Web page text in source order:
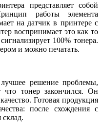
представляет собой
работы элемента
на датчик в принтере с
воспринимает это как то
100% тонера.
и можно печатать.
решение проблемы,
тонер закончился. Он
Готовая продукция
после схождения с